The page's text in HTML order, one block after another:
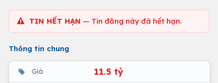
TIN HẾT HẠN — Tin đăng này đã hết hạn.
Thông tin chung
Giá 11.5 tỷ